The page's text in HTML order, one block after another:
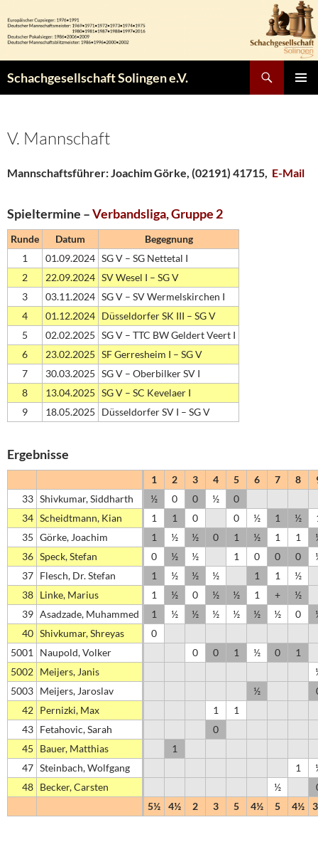
Inhalt
springen
Schachgesellschaft Solingen e.V.
V. Mannschaft
Mannschaftsführer: Joachim Görke, (02191) 41715, E-Mail
Spieltermine –Verbandsliga, Gruppe 2
Runde Datum
Begegnung
1
01.09.2024 SG V – SG Nettetal I
2
22.09.2024 SV Wesel I – SG V
3
03.11.2024 SG V – SV Wermelskirchen I
4
01.12.2024 Düsseldorfer SK III – SG V
5
02.02.2025 SG V – TTC BW Geldert Veert I
6
23.02.2025 SF Gerresheim I – SG V
7
30.03.2025 SG V – Oberbilker SV I
8
13.04.2025 SG V – SC Kevelaer I
9
18.05.2025 Düsseldorfer SV I – SG V
Ergebnisse
1 2 3 4 5 6 7 8
33 Shivkumar, Siddharth ½ 0 0 ½
0
34 Scheidtmann, Kian 1 1 0 0 ½ 1 ½
35 Görke, Joachim 1 ½ ½ 0 1 ½ 1 1
36 Speck, Stefan 0 ½ ½ 1 0 0 0
37 Flesch, Dr. Stefan 1 ½ ½ ½ 1 1
½
38 Linke, Marius 1 ½ 0 ½ ½ 1 +
½
39 Asadzade, Muhammed 1 ½ ½ ½ ½ ½ ½ 0
40 Shivkumar, Shreyas
0
5001
Naupold, Volker 0 0 1 ½ 0
1
5002 Meijers, Janis
5003 Meijers, Jaroslav ½
42 Pernizki, Max 1
1
43 Fetahovic, Sarah
0
45
Bauer, Matthias
1
47 Steinbach, Wolfgang 1
48 Becker, Carsten ½
5½
4½ 2 3 5 4½ 5 4½